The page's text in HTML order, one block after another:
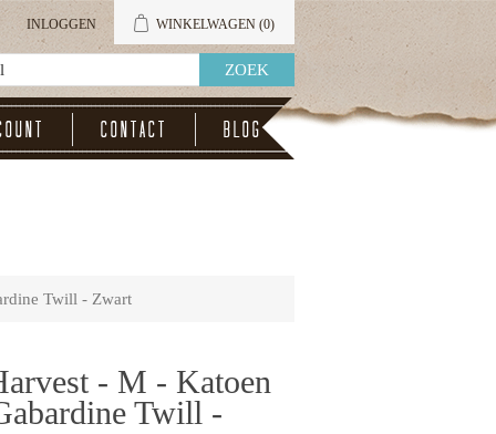
INLOGGEN WINKELWAGEN (0)
Contact Blog
Twill - Zwart
- M - Katoen
Twill -